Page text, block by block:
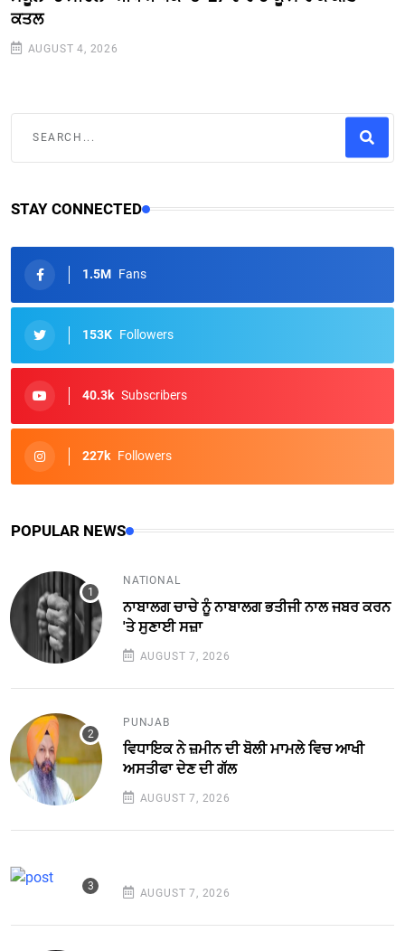
ਕਤਲ
AUGUST 4, 2026
STAY CONNECTED
1.5M Fans
153K Followers
40.3k Subscribers
227k Followers
POPULAR NEWS
NATIONAL
ਨਾਬਾਲਗ ਚਾਚੇ ਨੂੰ ਨਾਬਾਲਗ ਭਤੀਜੀ ਨਾਲ ਜਬਰ ਕਰਨ
'ਤੇ ਸੁਣਾਈ ਸਜ਼ਾ
AUGUST 7, 2026
PUNJAB
ਵਿਧਾਇਕ ਨੇ ਜ਼ਮੀਨ ਦੀ ਬੋਲੀ ਮਾਮਲੇ ਵਿਚ ਆਖੀ
ਅਸਤੀਫਾ ਦੇਣ ਦੀ ਗੱਲ
AUGUST 7, 2026
AUGUST 7, 2026